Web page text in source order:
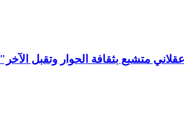
متشبع بثقافة الحوار وتقبل الآخر"